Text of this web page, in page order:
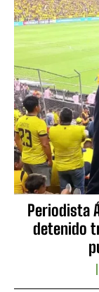
Periodista
detenido